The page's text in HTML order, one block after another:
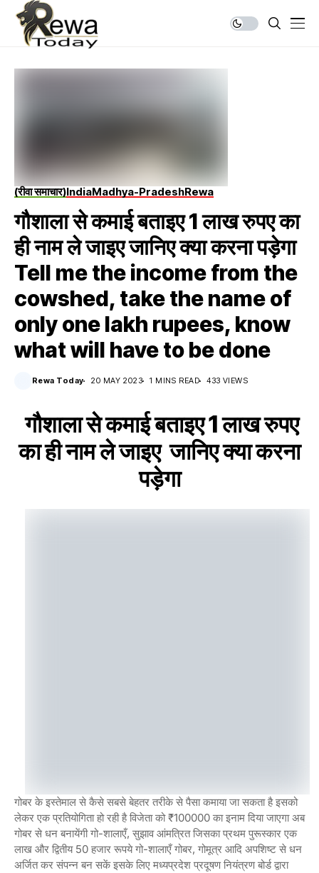
(रीवा समाचार)IndiaMadhya-PradeshRewa
गौशाला से कमाई बताइए 1 लाख रुपए का
ही नाम ले जाइए जानिए क्या करना पड़ेगा
Tell me the income from the
cowshed, take the name of
only one lakh rupees, know
what will have to be done
Rewa Today 20 MAY 2023 1 MINS READ 433 VIEWS
गौशाला से कमाई बताइए 1 लाख रुपए
का ही नाम ले जाइए जानिए क्या करना
पड़ेगा
गोबर के इस्तेमाल से कैसे सबसे बेहतर तरीके से पैसा कमाया जा सकता है इसको
लेकर एक प्रतियोगिता हो रही है विजेता को ₹100000 का इनाम दिया जाएगा अब
गोबर से धन बनायेंगी गो-शालाएँ, सुझाव आंमत्रित जिसका प्रथम पुरूस्कार एक
लाख और द्वितीय 50 हजार रूपये गो-शालाएँ गोबर, गोमूत्र आदि अपशिष्ट से धन
अर्जित कर संपन्न बन सकें इसके लिए मध्यप्रदेश प्रदूषण नियंत्रण बोर्ड द्वारा